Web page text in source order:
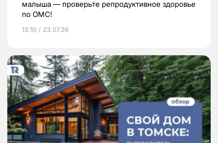
малыша — проверьте репродуктивное здоровье
по ОМС!
13:10 / 23.07.26